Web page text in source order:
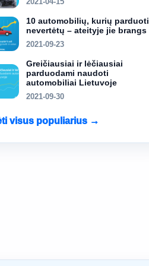
10 automobilių, kurių parduoti
nevertėtų – ateityje jie brangs
2021-09-23
Greičiausiai ir lėčiausiai
parduodami naudoti
automobiliai Lietuvoje
2021-09-30
visus populiarius →